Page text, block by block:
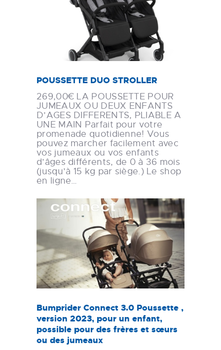
POUSSETTE DUO STROLLER
269,00€ LA POUSSETTE POUR
JUMEAUX OU DEUX ENFANTS
D’AGES DIFFERENTS, PLIABLE A
UNE MAIN Parfait pour votre
promenade quotidienne! Vous
pouvez marcher facilement avec
vos jumeaux ou vos enfants
d’âges différents, de 0 à 36 mois
(jusqu’à 15 kg par siège.) Le shop
en ligne…
Bumprider Connect 3.0 Poussette ,
version 2023, pour un enfant,
possible pour des frères et sœurs
ou des jumeaux